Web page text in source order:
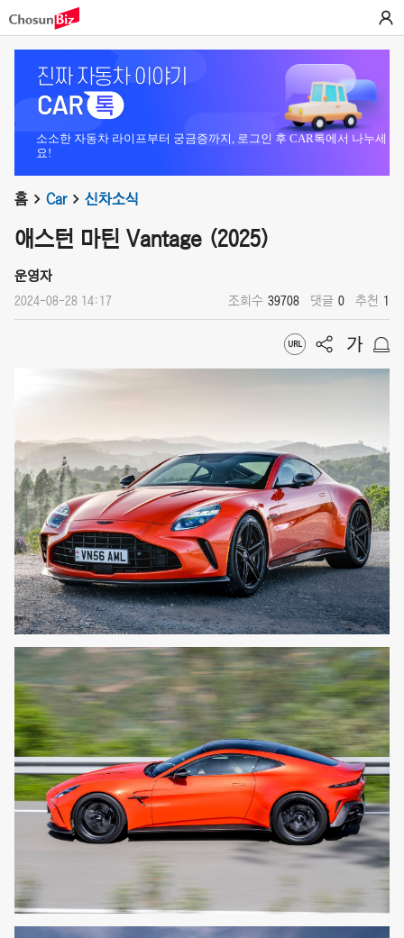
소소한 자동차 라이프부터 궁금증까지, 로그인 후 CAR톡에서 나누세
요!
홈 Car 신차소식
애스턴 마틴 Vantage (2025)
운영자
2024-08-28 14:17 조회수 39708 댓글 0 추천 1